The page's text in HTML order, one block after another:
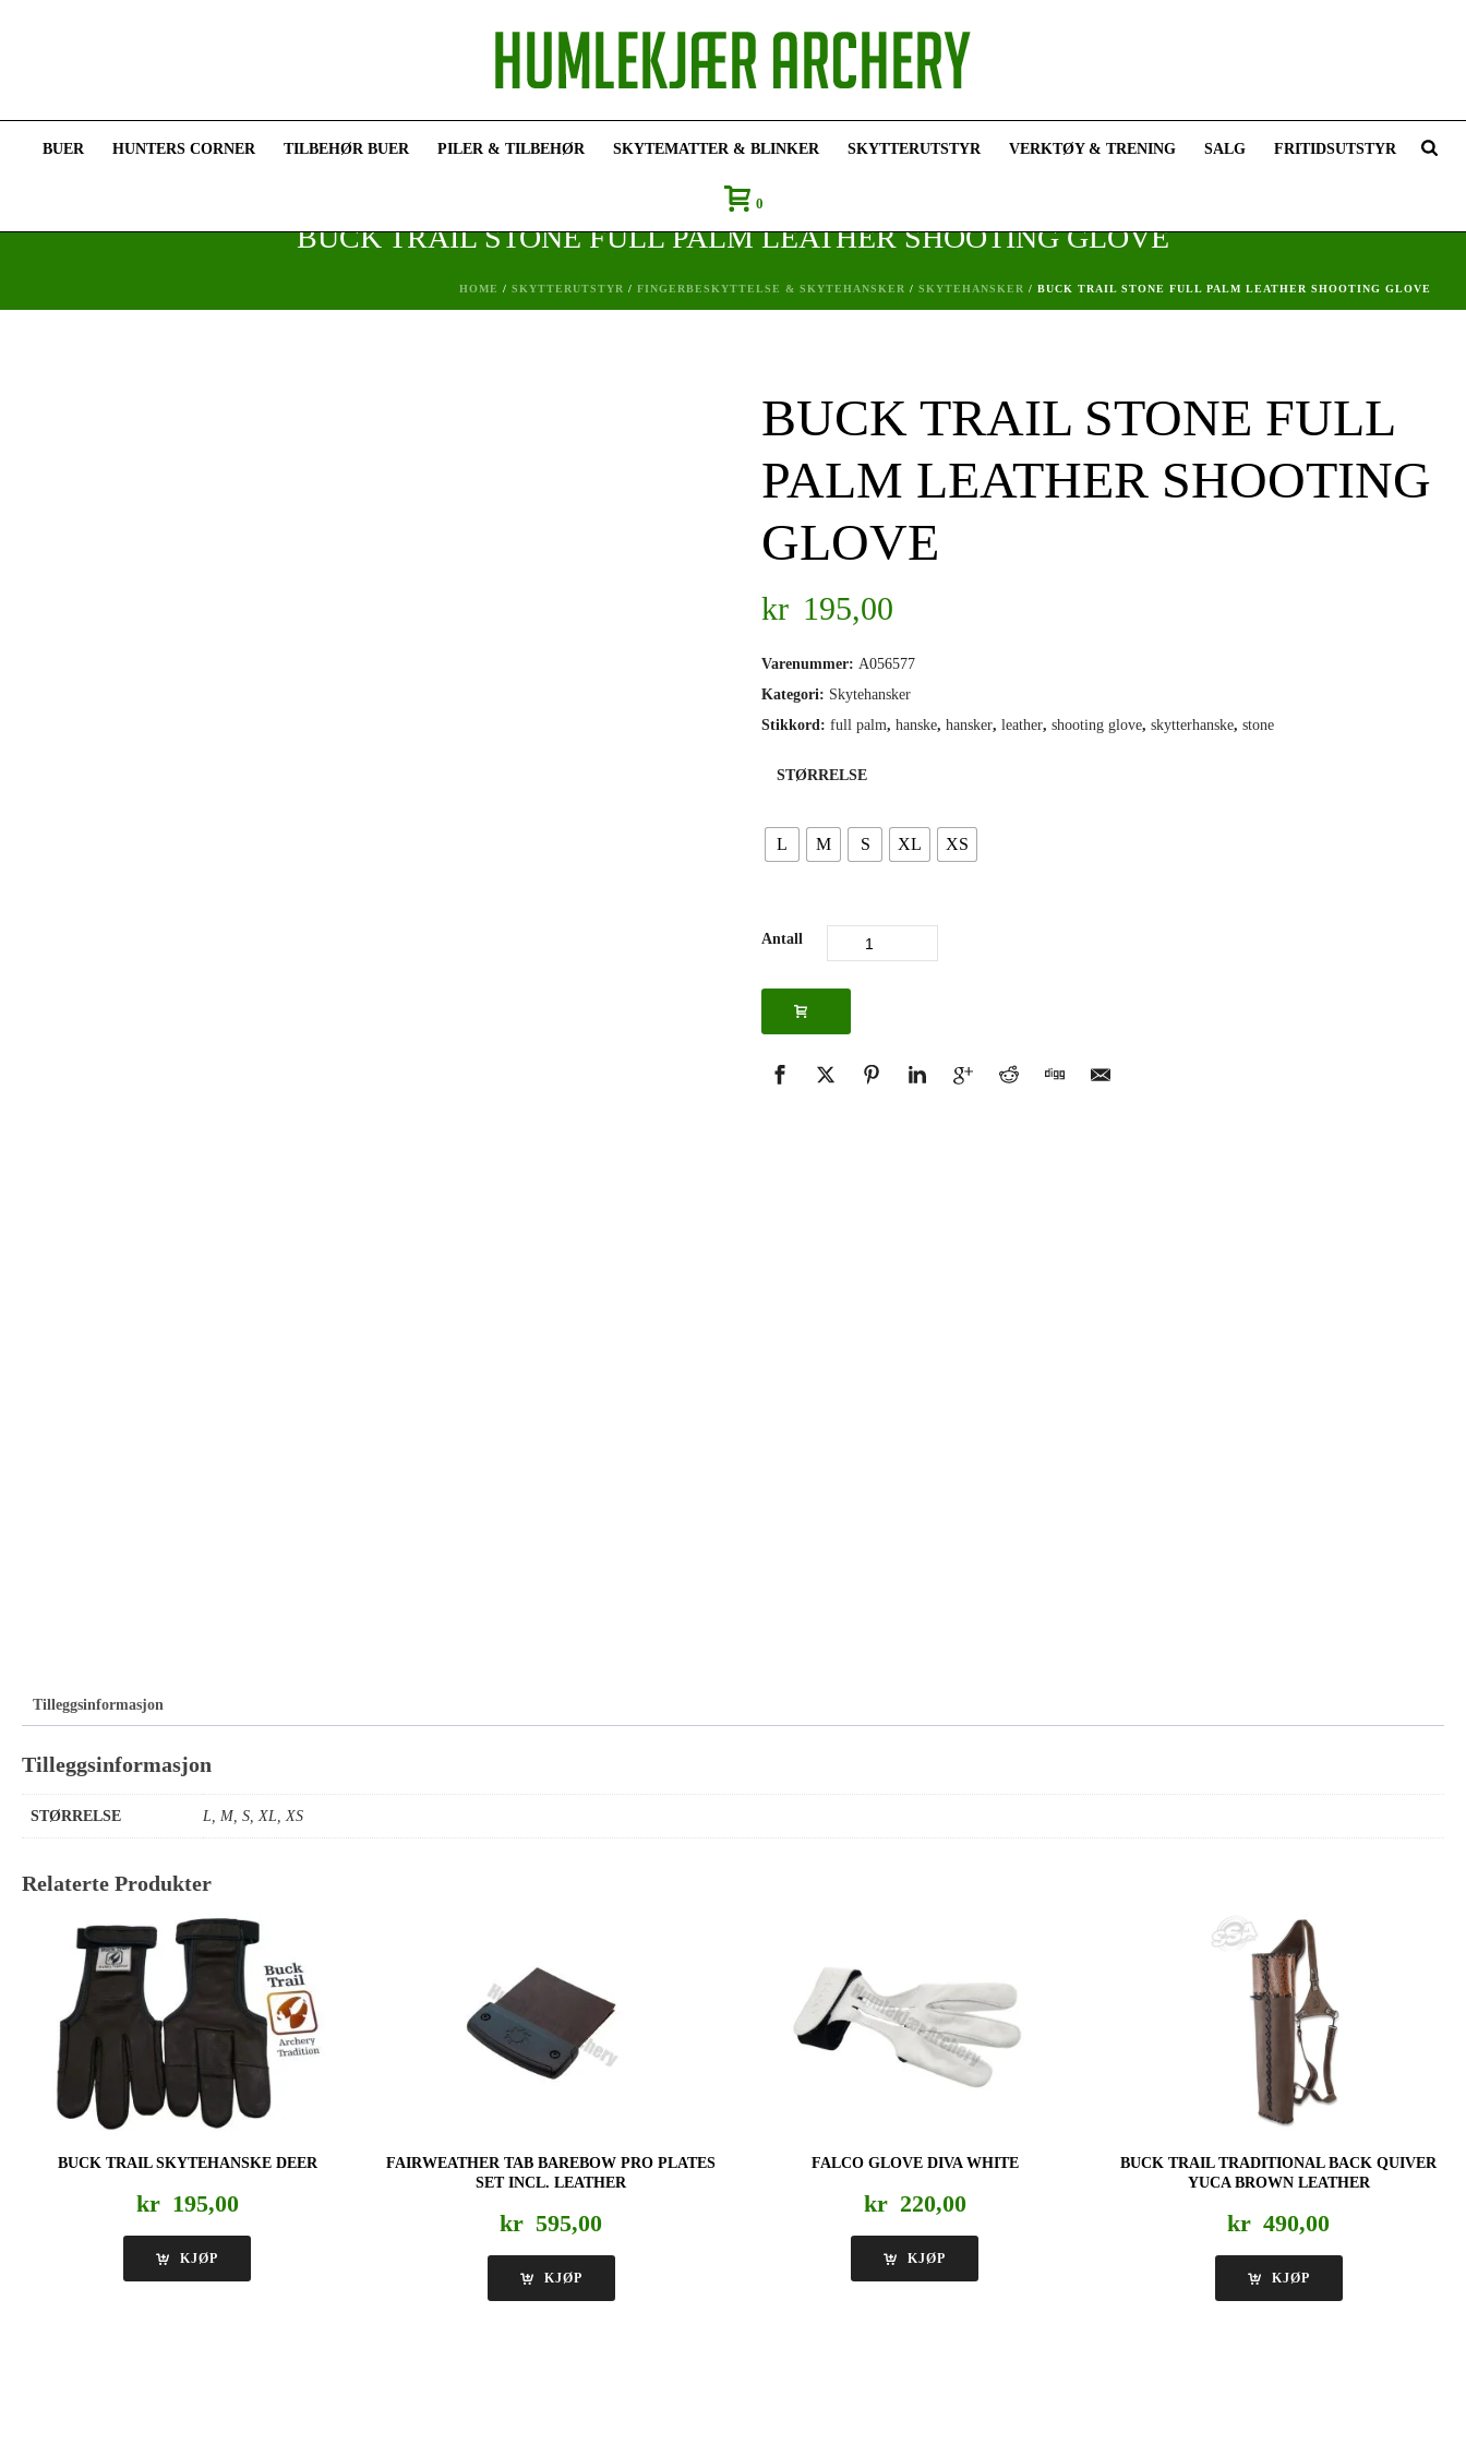
BUER HUNTERS CORNER TILBEHØR BUER PILER & TILBEHØR SKYTEMATTER & BLINKER SKYTTERUTSTYR VERKTØY & TRENING SALG FRITIDSUTSTYR
0
BUCK TRAIL STONE FULL PALM LEATHER SHOOTING GLOVE
HOME / SKYTTERUTSTYR / FINGERBESKYTTELSE & SKYTEHANSKER / SKYTEHANSKER / BUCK TRAIL STONE FULL PALM LEATHER SHOOTING GLOVE
BUCK TRAIL STONE FULL
PALM LEATHER SHOOTING
GLOVE
kr 195,00
Varenummer:A056577
Kategori: Skytehansker
Stikkord:full palm,hanske,hansker,leather,shooting glove,skytterhanske,stone
STØRRELSE
L M S XL XS
Antall
Tilleggsinformasjon
Tilleggsinformasjon
STØRRELSE L, M, S,XL,XS
Relaterte Produkter
BUCK TRAIL SKYTEHANSKE DEER
kr 195,00
KJØP
FAIRWEATHER TAB BAREBOW PRO PLATES
SET INCL. LEATHER
kr 595,00
KJØP
FALCO GLOVE DIVA WHITE
kr 220,00
KJØP
BUCK TRAIL TRADITIONAL BACK QUIVER
YUCA BROWN LEATHER
kr 490,00
KJØP